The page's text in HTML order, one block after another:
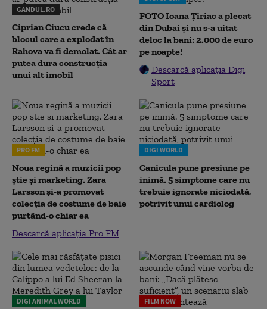
GANDUL.RO
Ciprian Ciucu crede că
blocul care a explodat în
Rahova va fi demolat. Cât ar
putea dura construcția
unui alt imobil
FOTO Ioana Țiriac a plecat
din Dubai și nu s-a uitat
deloc la bani: 2.000 de euro
pe noapte!
Descarcă aplicația Digi
Sport
PRO FM
Noua regină a muzicii pop
știe și marketing. Zara
Larsson și-a promovat
colecția de costume de baie
purtând-o chiar ea
Descarcă aplicația Pro FM
DIGI WORLD
Canicula pune presiune pe
inimă. 5 simptome care nu
trebuie ignorate niciodată,
potrivit unui cardiolog
DIGI ANIMAL WORLD FILM NOW